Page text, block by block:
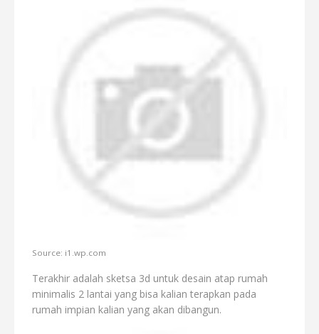
Source: i1.wp.com
Terakhir adalah sketsa 3d untuk desain atap rumah
minimalis 2 lantai yang bisa kalian terapkan pada
rumah impian kalian yang akan dibangun.